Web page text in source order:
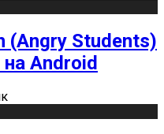
(Angry Students)
Android